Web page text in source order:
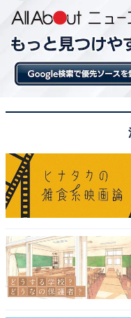
Apple 11インチiPad
プレイ - Nano-texture